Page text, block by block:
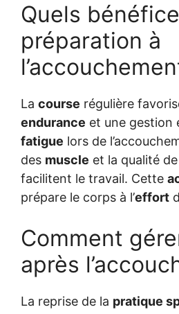
Quels
préparation à
La course régulière
endurance et une gestion
fatigue lors de
des muscle et la qualité
facilitent le travail. Cette
prépare le corps à l’effort
Comment
après
La reprise de la pratique